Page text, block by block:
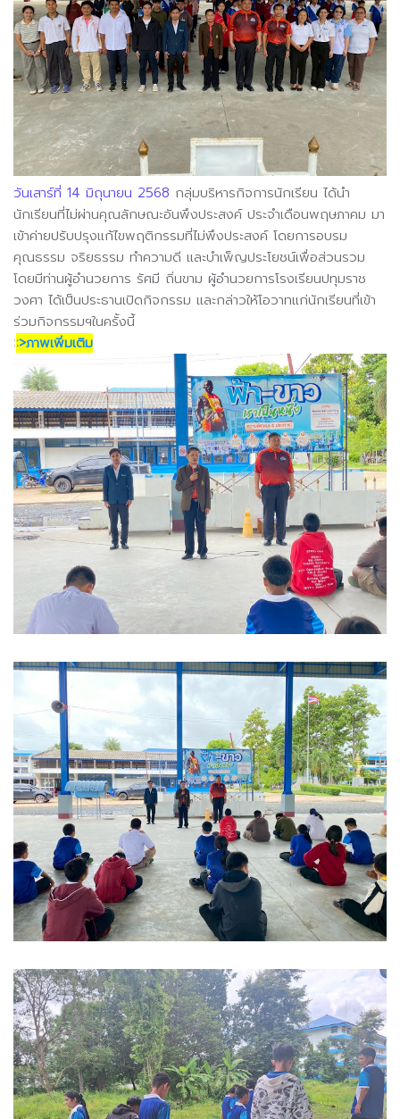
วันเสาร์ที่ 14 มิถุนายน 2568 กลุ่มบริหารกิจการนักเรียน ได้นำ
นักเรียนที่ไม่ผ่านคุณลักษณะอันพึงประสงค์ ประจำเดือนพฤษภาคม มา
เข้าค่ายปรับปรุงแก้ไขพฤติกรรมที่ไม่พึงประสงค์ โดยการอบรม
คุณธรรม จริยธรรม ทำความดี และบำเพ็ญประโยชน์เพื่อส่วนรวม
โดยมีท่านผู้อำนวยการ รัศมี ถิ่นขาม ผู้อำนวยการโรงเรียนปทุมราช
วงศา ได้เป็นประธานเปิดกิจกรรม และกล่าวให้โอวาทแก่นักเรียนที่เข้า
ร่วมกิจกรรมฯในครั้งนี้
::>ภาพเพิ่มเติม